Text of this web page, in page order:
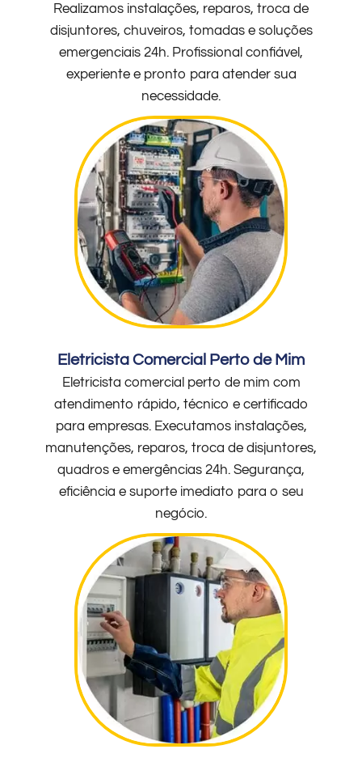
Realizamos instalações, reparos, troca de
disjuntores, chuveiros, tomadas e soluções
emergenciais 24h. Profissional confiável,
experiente e pronto para atender sua
necessidade.
Eletricista Comercial Perto de Mim
Eletricista comercial perto de mim com
atendimento rápido, técnico e certificado
para empresas. Executamos instalações,
manutenções, reparos, troca de disjuntores,
quadros e emergências 24h. Segurança,
eficiência e suporte imediato para o seu
negócio.